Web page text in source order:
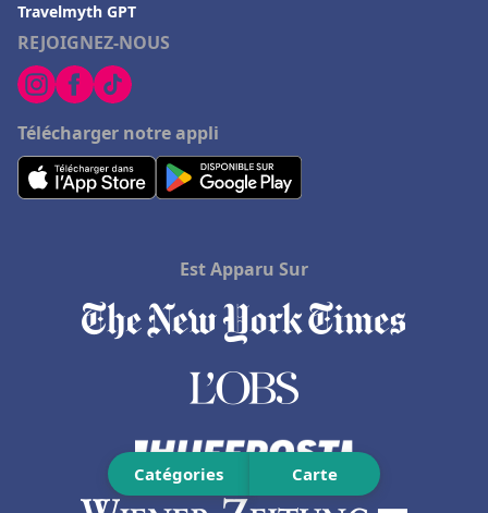
Hôtels à Salon-de-Provence
Hôtels à Locronan
Hôtels à La Plagne
Hôtels à Lege-Cap-Ferret
Hôtels à Chaumont-sur-Loire
Catégories Carte
REJOIGNEZ-NOUS
Télécharger notre appli
Travelmyth GPT
Est Apparu Sur